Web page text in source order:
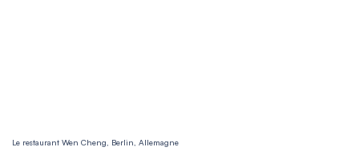
Le restaurant Wen Cheng, Berlin, Allemagne